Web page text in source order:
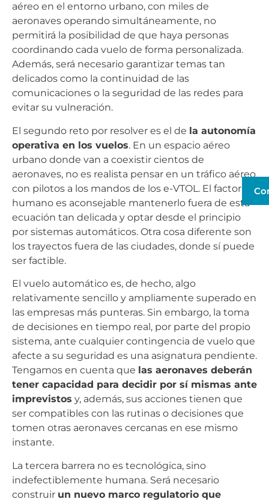
aéreo en el entorno urbano, con miles de
aeronaves operando simultáneamente, no
permitirá la posibilidad de que haya personas
coordinando cada vuelo de forma personalizada.
Además, será necesario garantizar temas tan
delicados como la continuidad de las
comunicaciones o la seguridad de las redes para
evitar su vulneración.
El segundo reto por resolver es el de la autonomía
operativa en los vuelos. En un espacio aéreo
urbano donde van a coexistir cientos de
aeronaves, no es realista pensar en un tráfico aéreo
con pilotos a los mandos de los e-VTOL. El factor
humano es aconsejable mantenerlo fuera de esta
ecuación tan delicada y optar desde el principio
por sistemas automáticos. Otra cosa diferente son
los trayectos fuera de las ciudades, donde sí puede
ser factible.
El vuelo automático es, de hecho, algo
relativamente sencillo y ampliamente superado en
las empresas más punteras. Sin embargo, la toma
de decisiones en tiempo real, por parte del propio
sistema, ante cualquier contingencia de vuelo que
afecte a su seguridad es una asignatura pendiente.
Tengamos en cuenta que las aeronaves deberán
tener capacidad para decidir por sí mismas ante
imprevistos y, además, sus acciones tienen que
ser compatibles con las rutinas o decisiones que
tomen otras aeronaves cercanas en ese mismo
instante.
La tercera barrera no es tecnológica, sino
indefectiblemente humana. Será necesario
construir un nuevo marco regulatorio que